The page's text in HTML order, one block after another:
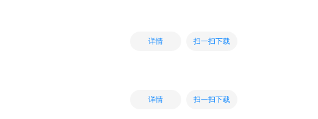
详情 扫一扫下载
详情 扫一扫下载